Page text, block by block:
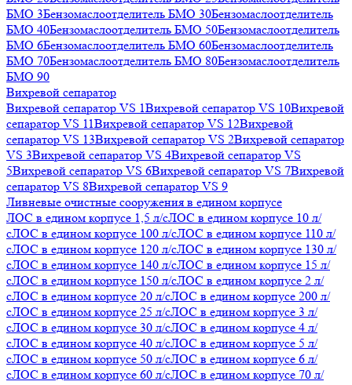
БМО 3Бензомаслоотделитель БМО 30Бензомаслоотделитель
БМО 40Бензомаслоотделитель БМО 50Бензомаслоотделитель
БМО 6Бензомаслоотделитель БМО 60Бензомаслоотделитель
БМО 70Бензомаслоотделитель БМО 80Бензомаслоотделитель
БМО 90
Вихревой сепаратор
Вихревой сепаратор VS 1Вихревой сепаратор VS 10Вихревой
сепаратор VS 11Вихревой сепаратор VS 12Вихревой
сепаратор VS 13Вихревой сепаратор VS 2Вихревой сепаратор
VS 3Вихревой сепаратор VS 4Вихревой сепаратор VS
5Вихревой сепаратор VS 6Вихревой сепаратор VS 7Вихревой
сепаратор VS 8Вихревой сепаратор VS 9
Ливневые очистные сооружения в едином корпусе
ЛОС в едином корпусе 1,5 л/сЛОС в едином корпусе 10 л/
сЛОС в едином корпусе 100 л/сЛОС в едином корпусе 110 л/
сЛОС в едином корпусе 120 л/сЛОС в едином корпусе 130 л/
сЛОС в едином корпусе 140 л/сЛОС в едином корпусе 15 л/
сЛОС в едином корпусе 150 л/сЛОС в едином корпусе 2 л/
сЛОС в едином корпусе 20 л/сЛОС в едином корпусе 200 л/
сЛОС в едином корпусе 25 л/сЛОС в едином корпусе 3 л/
сЛОС в едином корпусе 30 л/сЛОС в едином корпусе 4 л/
сЛОС в едином корпусе 40 л/сЛОС в едином корпусе 5 л/
сЛОС в едином корпусе 50 л/сЛОС в едином корпусе 6 л/
сЛОС в едином корпусе 60 л/сЛОС в едином корпусе 70 л/